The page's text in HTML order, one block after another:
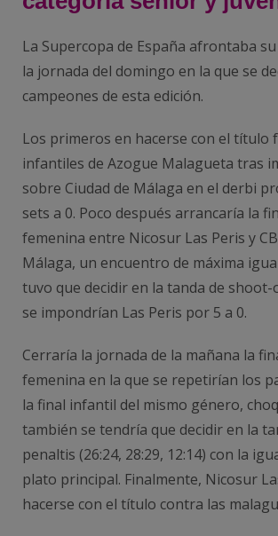
La Supercopa de España afrontaba
la jornada del domingo en la que se
campeones de esta edición.
Los primeros en hacerse con el título
infantiles de Azogue Malagueta tras
sobre Ciudad de Málaga en el derbi
sets a 0. Poco después arrancaría la
femenina entre Nicosur Las Peris y
Málaga, un encuentro de máxima
tuvo que decidir en la tanda de shoot-
se impondrían Las Peris por 5 a 0.
Cerraría la jornada de la mañana la
femenina en la que se repetirían los
la final infantil del mismo género,
también se tendría que decidir en la
penaltis (26:24, 28:29, 12:14) con la
plato principal. Finalmente, Nicosur
hacerse con el título contra las